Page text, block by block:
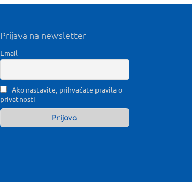
Prijava na newsletter
Email
Ako nastavite, prihvaćate pravila o
privatnosti